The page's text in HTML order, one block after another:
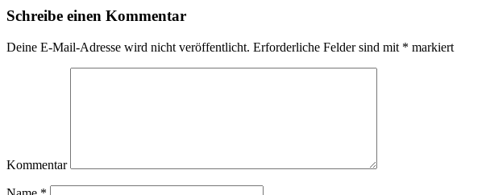
Schreibe einen Kommentar
Deine E-Mail-Adresse wird nicht veröffentlicht. Erforderliche Felder sind mit * markiert
Kommentar